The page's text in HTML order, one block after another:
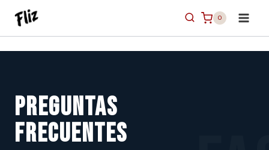
contenido
0
Preguntas
Frecuentes